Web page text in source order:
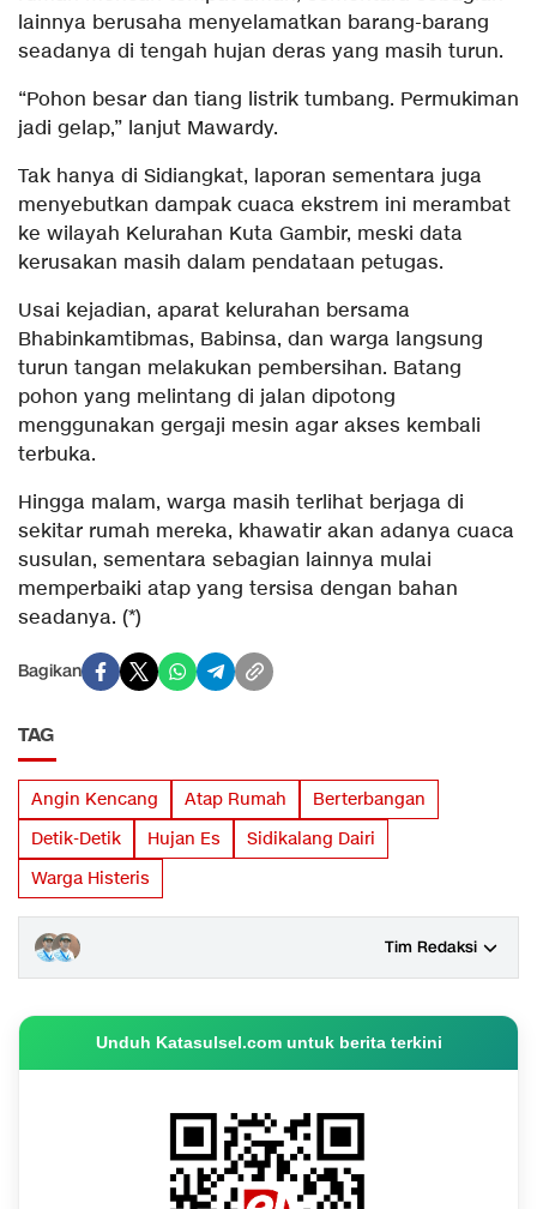
lainnya berusaha menyelamatkan barang-barang
seadanya di tengah hujan deras yang masih turun.
“Pohon besar dan tiang listrik tumbang. Permukiman
jadi gelap,” lanjut Mawardy.
Tak hanya di Sidiangkat, laporan sementara juga
menyebutkan dampak cuaca ekstrem ini merambat
ke wilayah Kelurahan Kuta Gambir, meski data
kerusakan masih dalam pendataan petugas.
Usai kejadian, aparat kelurahan bersama
Bhabinkamtibmas, Babinsa, dan warga langsung
turun tangan melakukan pembersihan. Batang
pohon yang melintang di jalan dipotong
menggunakan gergaji mesin agar akses kembali
terbuka.
Hingga malam, warga masih terlihat berjaga di
sekitar rumah mereka, khawatir akan adanya cuaca
susulan, sementara sebagian lainnya mulai
memperbaiki atap yang tersisa dengan bahan
seadanya. (*)
Bagikan
TAG
Angin Kencang Atap Rumah
Berterbangan
Detik-Detik
Hujan Es
Sidikalang Dairi
Warga Histeris
Tim Redaksi
Unduh Katasulsel.com untuk berita terkini